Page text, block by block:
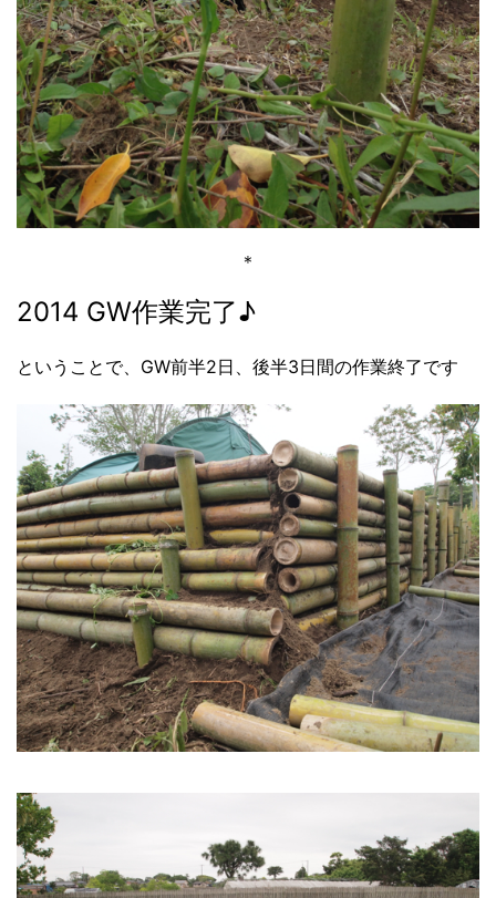
＊
2014 GW作業完了♪
ということで、GW前半2日、後半3日間の作業終了です